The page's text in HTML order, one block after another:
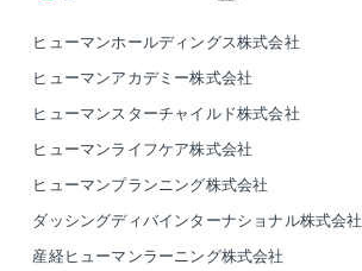
ヒューマンホールディングス株式会社
ヒューマンアカデミー株式会社
ヒューマンスターチャイルド株式会社
ヒューマンライフケア株式会社
ヒューマンプランニング株式会社
ダッシングディバインターナショナル株式会社
産経ヒューマンラーニング株式会社